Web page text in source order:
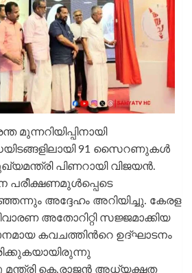
മുന്നറിയിപ്പിനായി
91 സൈറണുകള്‍
പിണറായി വിജയന്‍.
പരീക്ഷണമുൾപ്പെടെ
അദ്ദേഹം അറിയിച്ചു. കേരള
അതോറിറ്റി സജ്ജമാക്കിയ
കവചത്തിന്‍റെ ഉദ്ഘാടനം
കെ.രാജൻ അധ്യക്ഷത